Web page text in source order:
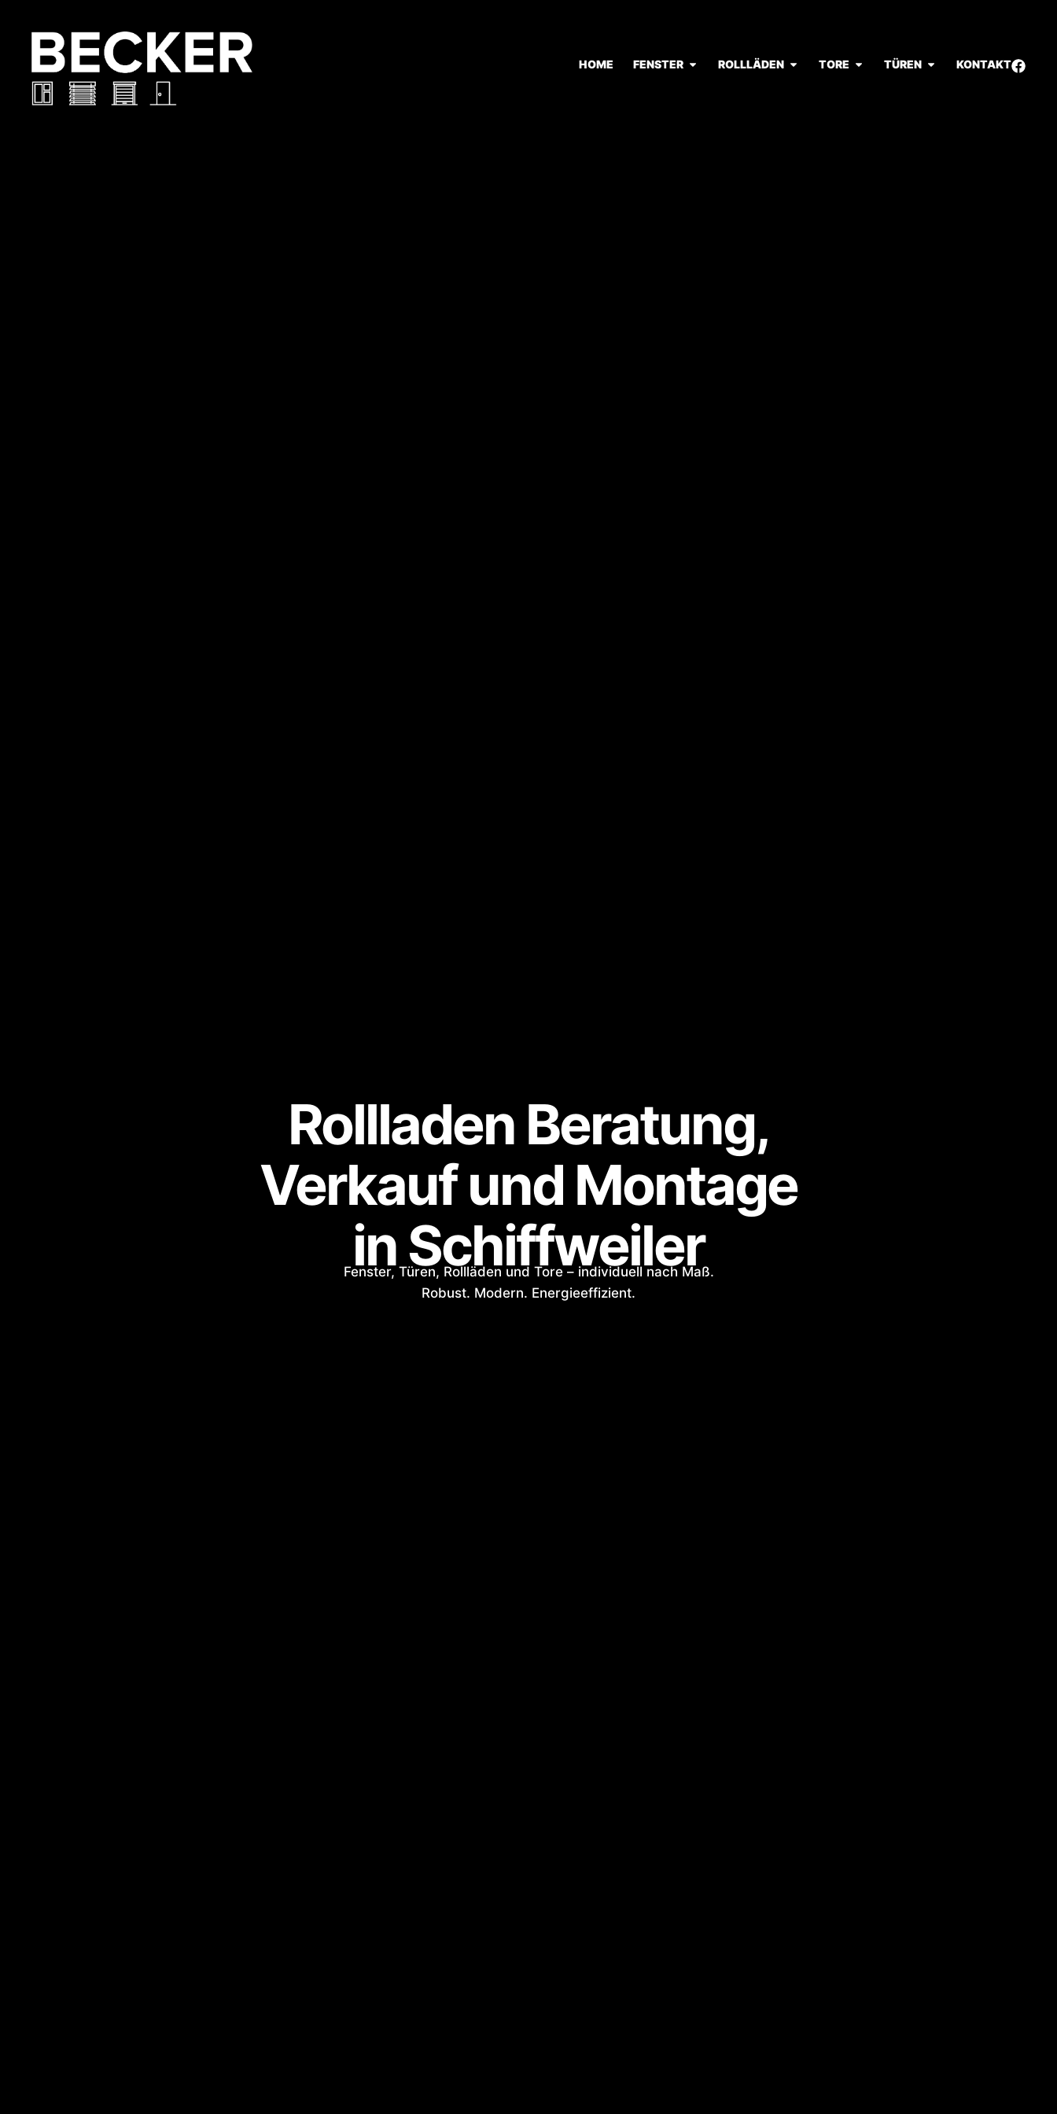
HOME FENSTER ROLLLÄDEN TORE TÜREN KONTAKT
Rollladen Beratung,
Verkauf und Montage
in Schiffweiler
Fenster, Türen, Rollläden und Tore – individuell nach Maß.
Robust. Modern. Energieeffizient.